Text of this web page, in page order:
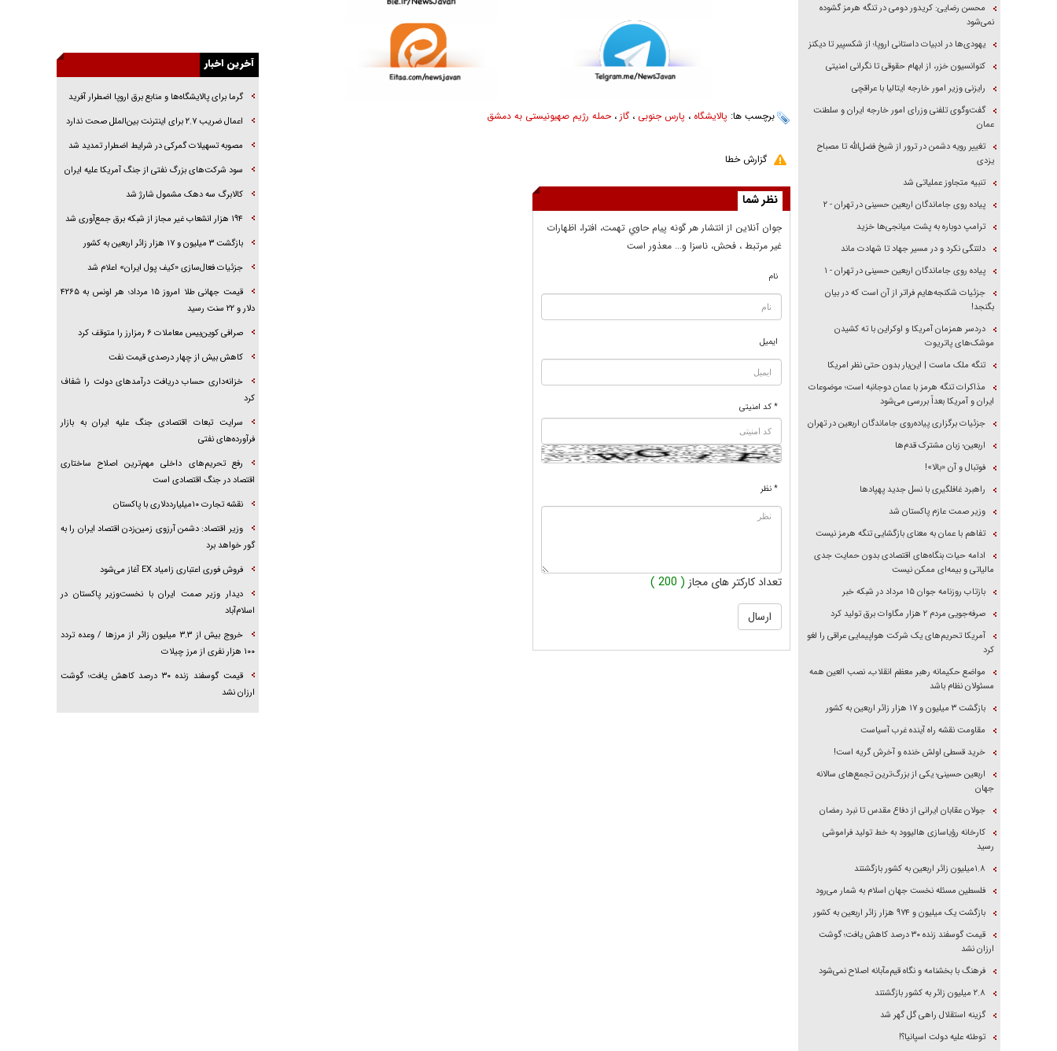
برچسب ها: پالایشگاه ، پارس جنوبی ، گاز،حمله رژیم صهیونیستی به دمشق
گزارش خطا
نظر شما
جوان آنلاين از انتشار هر گونه پيام حاوي تهمت، افترا، اظهارات
غير مرتبط ، فحش، ناسزا و... معذور است
نام
ایمیل
* کد امنیتی
* نظر
تعداد کارکتر های مجاز ( 200 )
محسن رضایی: کریدور دومی در تنگه هرمز گشوده
نمی‌شود
یهودی‌ها در ادبیات داستانی اروپا؛ از شکسپیر تا دیکنز
کنوانسیون خزر، از ابهام حقوقی تا نگرانی امنیتی
رایزنی وزیر امور خارجه ایتالیا با عراقچی
گفت‌وگوی تلفنی وزرای امور خارجه ایران و سلطنت
عمان
تغییر رویه دشمن در ترور از شیخ فضل‌الله تا مصباح
یزدی
تنبیه متجاوز عملیاتی شد
پیاده روی جاماندگان اربعین حسینی در تهران - ۲
ترامپ دوباره به پشت میانجی‌ها خزید
دلتنگی نکرد و در مسیر جهاد تا شهادت ماند
پیاده روی جاماندگان اربعین حسینی در تهران - ۱
جزئیات شکنجه‌هایم فراتر از آن است که در بیان
بگنجد!
دردسر همزمان آمریکا و اوکراین با ته کشیدن
موشک‌های پاتریوت
تنگه ملک ماست | این‌بار بدون حتی نظر امریکا
مذاکرات تنگه هرمز با عمان دوجانبه است؛ موضوعات
ایران و آمریکا بعداً بررسی می‌شود
جزئیات برگزاری پیاده‌روی جاماندگان اربعین در تهران
اربعین؛ زبان مشترک قدم‌ها
فوتبال و آن «بالا»!
راهبرد غافلگیری با نسل جدید پهپاد‌ها
وزیر صمت عازم پاکستان شد
تفاهم با عمان به معنای بازگشایی تنگه هرمز نیست
ادامه حیات بنگاه‌های اقتصادی بدون حمایت جدی
مالیاتی و بیمه‌ای ممکن نیست
بازتاب روزنامه جوان ۱۵ مرداد در شبکه خبر
صرفه‌جویی مردم ۲ هزار مگاوات برق تولید کرد
آمریکا تحریم‌های یک شرکت هواپیمایی عراقی را لغو
کرد
مواضع حکیمانه رهبر معظم انقلاب، نصب العین همه
مسئولان نظام باشد
بازگشت ۳ میلیون و ۱۷ هزار زائر اربعین به کشور
مقاومت نقشه راه آینده غرب آسیاست
خرید قسطی اولش خنده و آخرش گریه است!
اربعین حسینی؛ یکی از بزرگ‌ترین تجمع‌های سالانه
جهان
جولان عقابان ایرانی از دفاع مقدس تا نبرد رمضان
کارخانه رؤیاسازی هالیوود به خط تولید فراموشی
رسید
۱.۸میلیون زائر اربعین به کشور بازگشتند
فلسطین مسئله نخست جهان اسلام به شمار می‌رود
بازگشت یک میلیون و ۹۷۴ هزار زائر اربعین به کشور
قیمت گوسفند زنده ۳۰ درصد کاهش یافت؛ گوشت
ارزان نشد
فرهنگ با بخشنامه و نگاه قیم‌مآبانه اصلاح نمی‌شود
۲.۸ میلیون زائر به کشور بازگشتند
گزینه استقلال راهی گل گهر شد
توطئه علیه دولت اسپانیا؟!
دیکنز
خواهرم فرمانده جهادی و اهل خدمت بی‌منت بود
جزئیات شکنجه‌هایم فراتر از آن است که در بیان
گزارش «جوان» از قوانین سخت‌گیرانه ۶ قاره در
برابر یورش به پاسگاه‌های پلیس
آخرین اخبار
گرما برای پالایشگاه‌ها و منابع برق اروپا اضطرار آفرید
اعمال ضریب ۲.۷ برای اینترنت بین‌الملل صحت ندارد
مصوبه تسهیلات گمرکی در شرایط اضطرار تمدید شد
سود شرکت‌های بزرگ نفتی از جنگ آمریکا علیه ایران
کالابرگ سه دهک مشمول شارژ شد
۱۹۴ هزار انشعاب غیر مجاز از شبکه برق جمع‌آوری شد
بازگشت ۳ میلیون و ۱۷ هزار زائر اربعین به کشور
جزئیات فعال‌سازی «کیف پول ایران» اعلام شد
قیمت جهانی طلا امروز ۱۵ مرداد؛ هر اونس به ۴۲۶۵
دلار و ۲۲ سنت رسید
صرافی کوین‌بیس معاملات ۶ رمزارز را متوقف کرد
کاهش بیش از چهار درصدی قیمت نفت
خزانه‌داری حساب دریافت درآمد‌های دولت را شفاف
کرد
سرایت تبعات اقتصادی جنگ علیه ایران به بازار
فرآورده‌های نفتی
رفع تحریم‌های داخلی مهم‌ترین اصلاح ساختاری
اقتصاد در جنگ اقتصادی است
نقشه تجارت ۱۰میلیارددلاری با پاکستان
وزیر اقتصاد: دشمن آرزوی زمین‌زدن اقتصاد ایران را به
گور خواهد برد
فروش فوری اعتباری زامیاد EX آغاز می‌شود
دیدار وزیر صمت ایران با نخست‌وزیر پاکستان در
اسلام‌آباد
خروج بیش از ۳.۳ میلیون زائر از مرز‌ها / وعده تردد
۱۰۰ هزار نفری از مرز چیلات
قیمت گوسفند زنده ۳۰ درصد کاهش یافت؛ گوشت
ارزان نشد